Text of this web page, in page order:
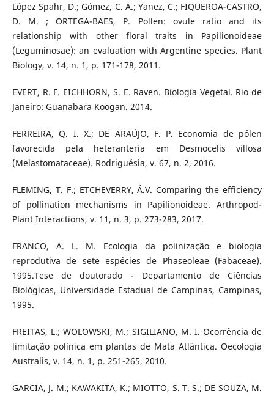
López Spahr, D.; Gómez, C. A.; Yanez, C.; FIQUEROA-CASTRO,
D. M. ; ORTEGA-BAES, P. Pollen: ovule ratio and its
relationship with other floral traits in Papilionoideae
(Leguminosae): an evaluation with Argentine species. Plant
Biology, v. 14, n. 1, p. 171-178, 2011.
EVERT, R. F. EICHHORN, S. E. Raven. Biologia Vegetal. Rio de
Janeiro: Guanabara Koogan. 2014.
FERREIRA, Q. I. X.; DE ARAÚJO, F. P. Economia de pólen
favorecida pela heteranteria em Desmocelis villosa
(Melastomataceae). Rodriguésia, v. 67, n. 2, 2016.
FLEMING, T. F.; ETCHEVERRY, Á.V. Comparing the efficiency
of pollination mechanisms in Papilionoideae. Arthropod-
Plant Interactions, v. 11, n. 3, p. 273-283, 2017.
FRANCO, A. L. M. Ecologia da polinização e biologia
reprodutiva de sete espécies de Phaseoleae (Fabaceae).
1995.Tese de doutorado - Departamento de Ciências
Biológicas, Universidade Estadual de Campinas, Campinas,
1995.
FREITAS, L.; WOLOWSKI, M.; SIGILIANO, M. I. Ocorrência de
limitação polínica em plantas de Mata Atlântica. Oecologia
Australis, v. 14, n. 1, p. 251-265, 2010.
GARCIA, J. M.; KAWAKITA, K.; MIOTTO, S. T. S.; DE SOUZA, M.